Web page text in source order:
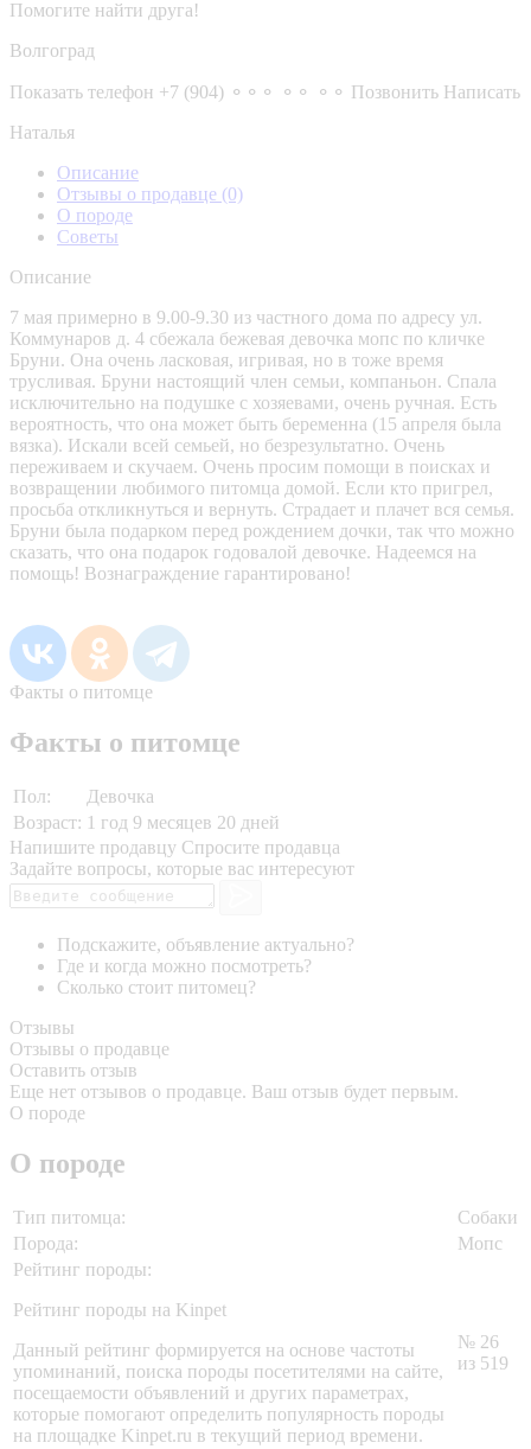
Помогите найти друга!
Волгоград
Показать телефон +7 (904) ⚬⚬⚬ ⚬⚬ ⚬⚬ Позвонить Написать
Наталья
Описание
Отзывы о продавце (0)
О породе
Советы
Описание
7 мая примерно в 9.00-9.30 из частного дома по адресу ул.
Коммунаров д. 4 сбежала бежевая девочка мопс по кличке
Бруни. Она очень ласковая, игривая, но в тоже время
трусливая. Бруни настоящий член семьи, компаньон. Спала
исключительно на подушке с хозяевами, очень ручная. Есть
вероятность, что она может быть беременна (15 апреля была
вязка). Искали всей семьей, но безрезультатно. Очень
переживаем и скучаем. Очень просим помощи в поисках и
возвращении любимого питомца домой. Если кто пригрел,
просьба откликнуться и вернуть. Страдает и плачет вся семья.
Бруни была подарком перед рождением дочки, так что можно
сказать, что она подарок годовалой девочке. Надеемся на
помощь! Вознаграждение гарантировано!
Факты о питомце
Факты о питомце
Пол:
Девочка
Возраст: 1 год 9 месяцев 20 дней
Напишите продавцу Спросите продавца
Задайте вопросы, которые вас интересуют
Подскажите, объявление актуально?
Где и когда можно посмотреть?
Сколько стоит питомец?
Отзывы
Отзывы о продавце
Оставить отзыв
Еще нет отзывов о продавце. Ваш отзыв будет первым.
О породе
О породе
Тип питомца:
Собаки
Порода:
Мопс
Рейтинг породы:
Рейтинг породы на Kinpet
Данный рейтинг формируется на основе частоты
упоминаний, поиска породы посетителями на сайте,
посещаемости объявлений и других параметрах,
которые помогают определить популярность породы
на площадке Kinpet.ru в текущий период времени.
№ 26
из 519